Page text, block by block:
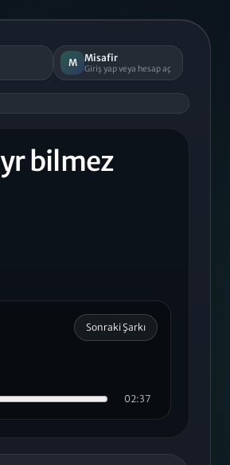
M Misafir
Giriş yap veya hesap aç
bilmez
Sonraki Şarkı
02:37